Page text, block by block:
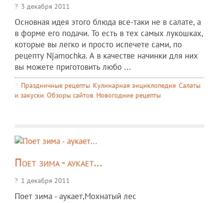
3 декабря 2011
Основная идея этого блюда все-таки не в салате, а
в форме его подачи. То есть в тех самых лукошках,
которые вы легко и просто испечете сами, по
рецепту Njamochka. А в качестве начинки для них
вы можете приготовить любо ...
Праздничные рецепты, Кулинарная энциклопедия, Салаты
и закуски, Обзоры сайтов, Новогодние рецепты
Поет зима - аукает...
1 декабря 2011
Поет зима - аукает,Мохнатый лес